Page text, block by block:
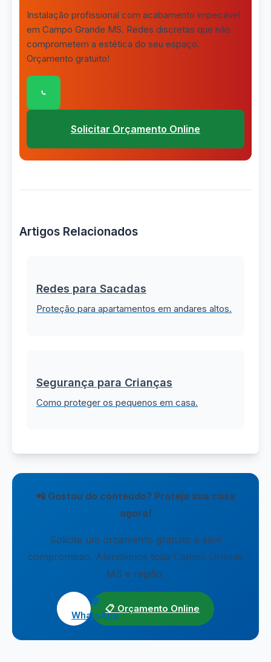
Instalação profissional com acabamento impecável
em Campo Grande MS. Redes discretas que não
comprometem a estética do seu espaço.
Orçamento gratuito!
Clique para conversar com nossa equipe pelo
Solicitar Orçamento Online
Artigos Relacionados
Redes para Sacadas
Proteção para apartamentos em andares altos.
Segurança para Crianças
Como proteger os pequenos em casa.
📲 Gostou do conteúdo? Proteja sua casa
agora!
Solicite um orçamento gratuito e sem
compromisso. Atendemos toda Campo Grande
MS e região.
💬
WhatsApp
📋 Orçamento Online